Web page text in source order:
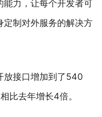
能力，让每个开发者可
定制对外服务的解决方
放接口增加到了540
比去年增长4倍。